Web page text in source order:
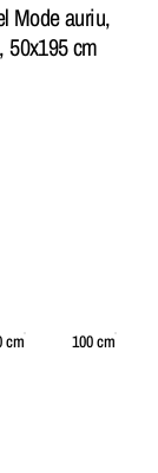
Mode auriu,
50x195 cm
cm 100 cm